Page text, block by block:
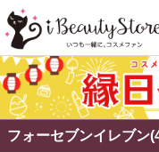
フォーセブンイレブン